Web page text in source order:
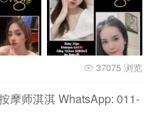
37075 浏览
摩师淇淇 WhatsApp: 011-